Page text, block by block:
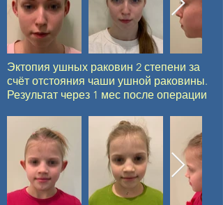
Эктопия ушных раковин 2 степени за
счёт отстояния чаши ушной раковины.
Результат через 1 мес после операции